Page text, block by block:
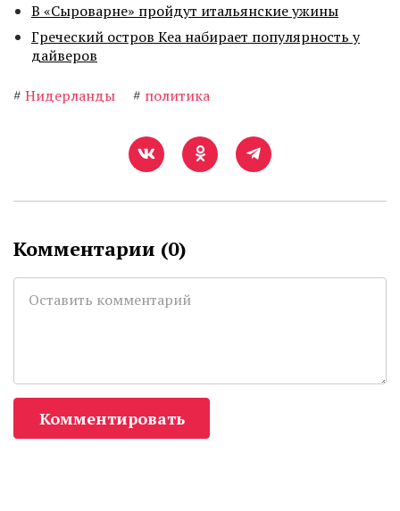
В «Сыроварне» пройдут итальянские ужины
Греческий остров Кеа набирает популярность у
дайверов
# Нидерланды # политика
Комментарии (0)
Комментировать